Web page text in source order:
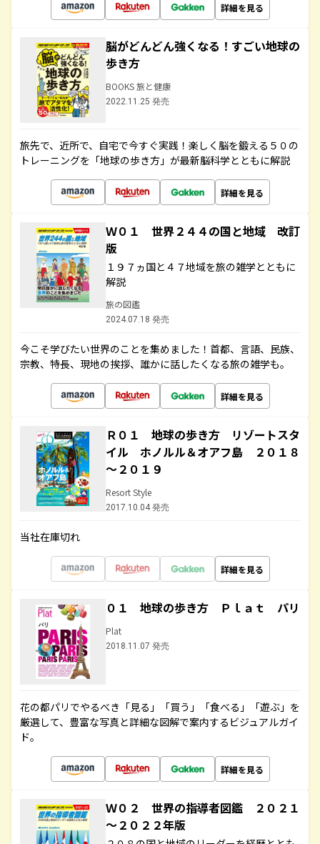
詳細を見る
脳がどんどん強くなる！すごい地球の
歩き方
BOOKS 旅と健康
2022.11.25 発売
旅先で、近所で、自宅で今すぐ実践！楽しく脳を鍛える５０の
トレーニングを「地球の歩き方」が最新脳科学とともに解説
詳細を見る
Ｗ０１ 世界２４４の国と地域 改訂
版
１９７ヵ国と４７地域を旅の雑学とともに
解説
旅の図鑑
2024.07.18 発売
今こそ学びたい世界のことを集めました！首都、言語、民族、
宗教、特長、現地の挨拶、誰かに話したくなる旅の雑学も。
詳細を見る
Ｒ０１ 地球の歩き方 リゾートスタ
イル ホノルル＆オアフ島 ２０１８
～２０１９
Resort Style
2017.10.04 発売
当社在庫切れ
詳細を見る
０１ 地球の歩き方 Ｐｌａｔ パリ
Plat
2018.11.07 発売
花の都パリでやるべき「見る」「買う」「食べる」「遊ぶ」を
厳選して、豊富な写真と詳細な図解で案内するビジュアルガイ
ド。
詳細を見る
Ｗ０２ 世界の指導者図鑑 ２０２１
～２０２２年版